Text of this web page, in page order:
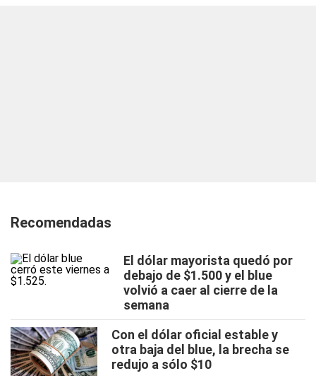
Recomendadas
El dólar mayorista quedó por
debajo de $1.500 y el blue
volvió a caer al cierre de la
semana
Con el dólar oficial estable y
otra baja del blue, la brecha se
redujo a sólo $10